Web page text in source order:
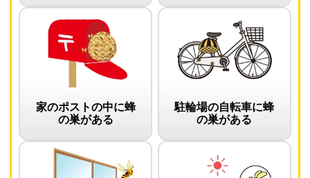
家のポストの中に蜂
の巣がある
駐輪場の自転車に蜂
の巣がある